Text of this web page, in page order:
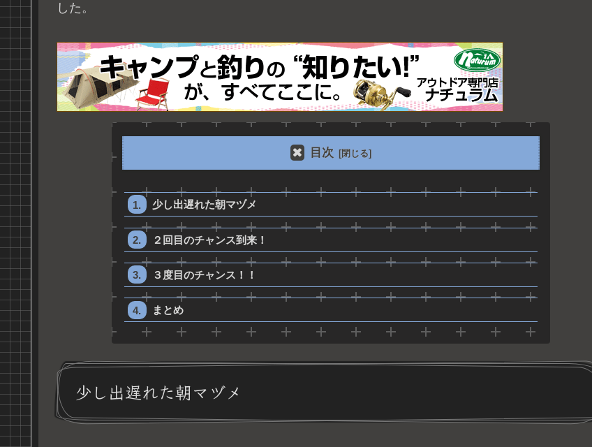
した。
目次
少し出遅れた朝マヅメ
２回目のチャンス到来！
３度目のチャンス！！
まとめ
少し出遅れた朝マヅメ